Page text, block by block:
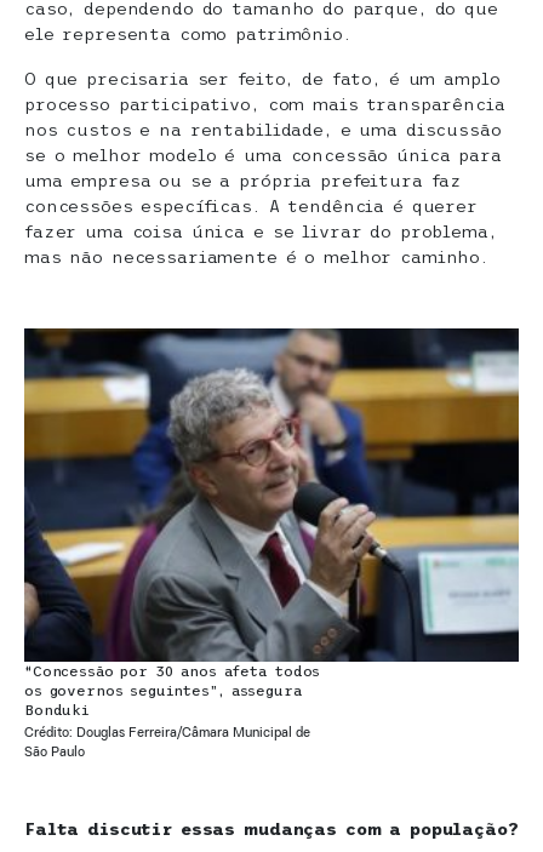
caso, dependendo do tamanho do parque, do que
ele representa como patrimônio.
O que precisaria ser feito, de fato, é um amplo
processo participativo, com mais transparência
nos custos e na rentabilidade, e uma discussão
se o melhor modelo é uma concessão única para
uma empresa ou se a própria prefeitura faz
concessões específicas. A tendência é querer
fazer uma coisa única e se livrar do problema,
mas não necessariamente é o melhor caminho.
“Concessão por 30 anos afeta todos
os governos seguintes”, assegura
Bonduki
Crédito: Douglas Ferreira/Câmara Municipal de
São Paulo
Falta discutir essas mudanças com a população?